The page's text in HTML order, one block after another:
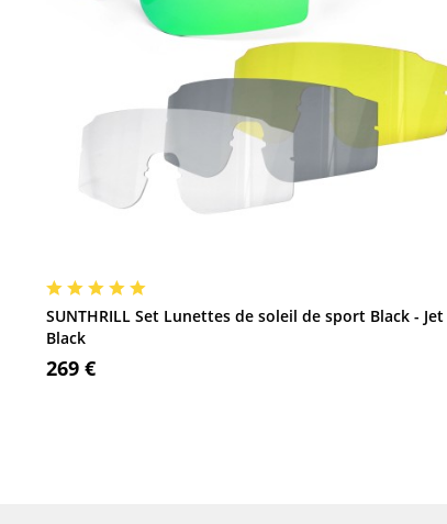
SUNTHRILL Set Lunettes de soleil de sport Black - Jet
Black
269 €